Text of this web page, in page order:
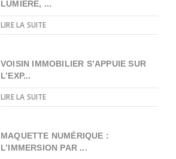
LUMIÈRE, ...
LIRE LA SUITE
VOISIN IMMOBILIER S’APPUIE SUR
L’EXP...
LIRE LA SUITE
MAQUETTE NUMÉRIQUE :
L’IMMERSION PAR ...